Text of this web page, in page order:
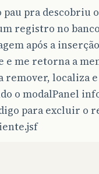
pra descobriu
registro no
após a
me retorna a
remover, localiza
o modalPanel
para excluir o